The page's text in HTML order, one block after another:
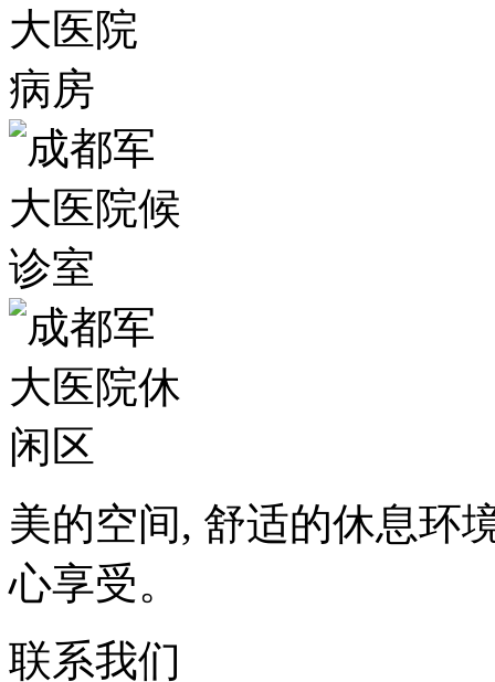
美的空间, 舒适的休息环
心享受。
联系我们